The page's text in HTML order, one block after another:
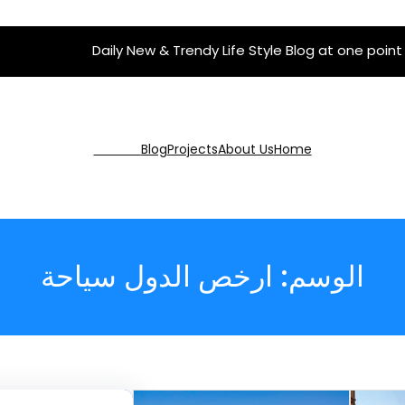
Daily New & Trendy Life Style Blog at one point
Home
About Us
Projects
Blog
الوسم: ارخص الدول سياحة